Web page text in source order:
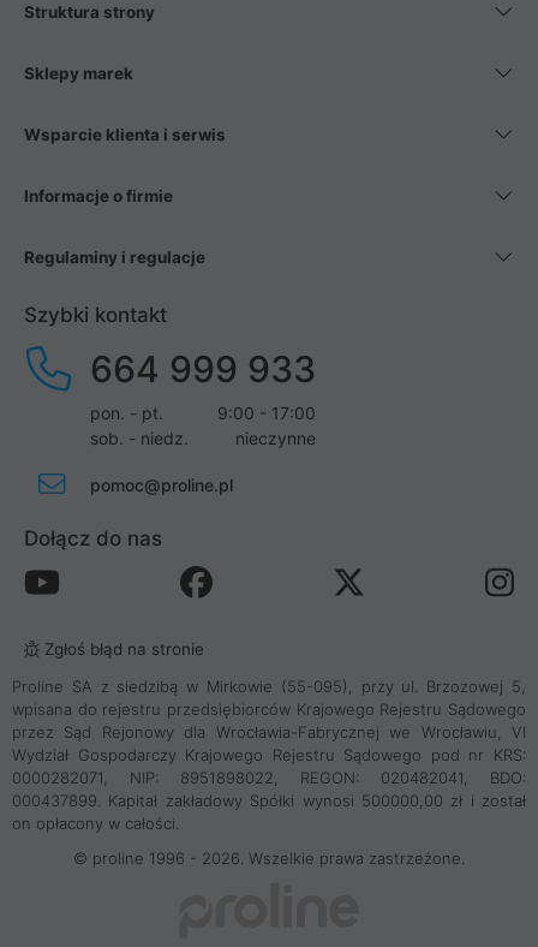
Struktura strony
Sklepy marek
Wsparcie klienta i serwis
Informacje o firmie
Regulaminy i regulacje
Szybki kontakt
664 999 933
pon. - pt.
9:00 - 17:00
sob. - niedz.
nieczynne
pomoc@proline.pl
Dołącz do nas
Zgłoś błąd na stronie
Proline SA z siedzibą w Mirkowie (55-095), przy ul. Brzozowej 5,
wpisana do rejestru przedsiębiorców Krajowego Rejestru Sądowego
przez Sąd Rejonowy dla Wrocławia-Fabrycznej we Wrocławiu, VI
Wydział Gospodarczy Krajowego Rejestru Sądowego pod nr KRS:
0000282071, NIP: 8951898022, REGON: 020482041, BDO:
000437899. Kapitał zakładowy Spółki wynosi 500000,00 zł i został
on opłacony w całości.
© proline 1996 - 2026. Wszelkie prawa zastrzeżone.